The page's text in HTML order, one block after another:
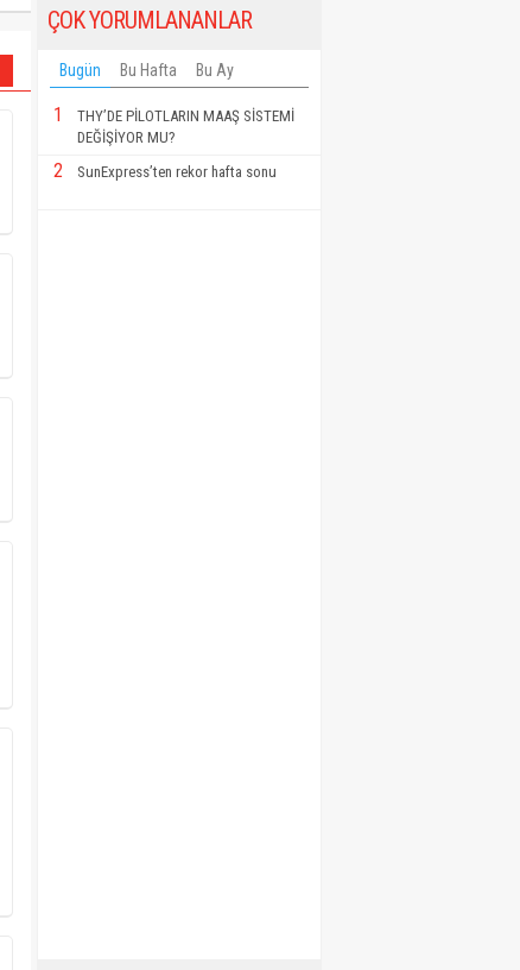
ÇOK YORUMLANANLAR
Bugün Bu Hafta Bu Ay
1
THY’DE PİLOTLARIN MAAŞ SİSTEMİ
DEĞİŞİYOR MU?
2 SunExpress’ten rekor hafta sonu